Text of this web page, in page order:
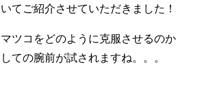
てご紹介させていただきました！
ツコをどのように克服させるのか
ての腕前が試されますね。。。